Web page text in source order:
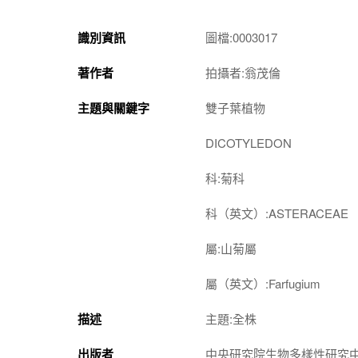
識別資訊 圖檔:0003017
著作者 拍攝者:翁茂倫
主題與關鍵字 雙子葉植物
DICOTYLEDON
科:菊科
科（英文）:ASTERACEAE
屬:山菊屬
屬（英文）:Farfugium
描述 主題:全株
出版者 中央研究院生物多樣性研究